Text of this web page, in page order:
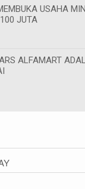
USAHA
JUTA
ALFAMART